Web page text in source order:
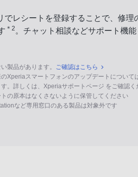
でレシートを登録することで、修理
＊2 。チャット相談などサポート機能
製品があります。 ご確認はこちら
Xperiaスマートフォンのアップデートについて
。詳しくは、Xperiaサポートページ をご確認く
の原本はなくさないように保管してください
など専用窓口のある製品は対象外です